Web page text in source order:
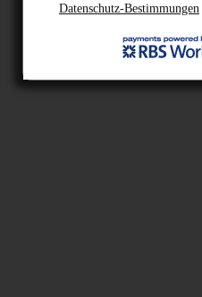
Datenschutz-Bestimmungen